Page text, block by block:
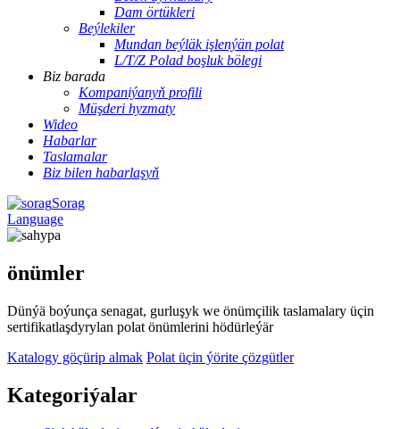
Dam örtükleri
Beýlekiler
Mundan beýläk işlenýän polat
L/T/Z Polad boşluk bölegi
Biz barada
Kompaniýanyň profili
Müşderi hyzmaty
Wideo
Habarlar
Taslamalar
Biz bilen habarlaşyň
Sorag
Language
önümler
Dünýä boýunça senagat, gurluşyk we önümçilik taslamalary üçin
sertifikatlaşdyrylan polat önümlerini hödürleýär
Katalogy göçürip almak Polat üçin ýörite çözgütler
Kategoriýalar